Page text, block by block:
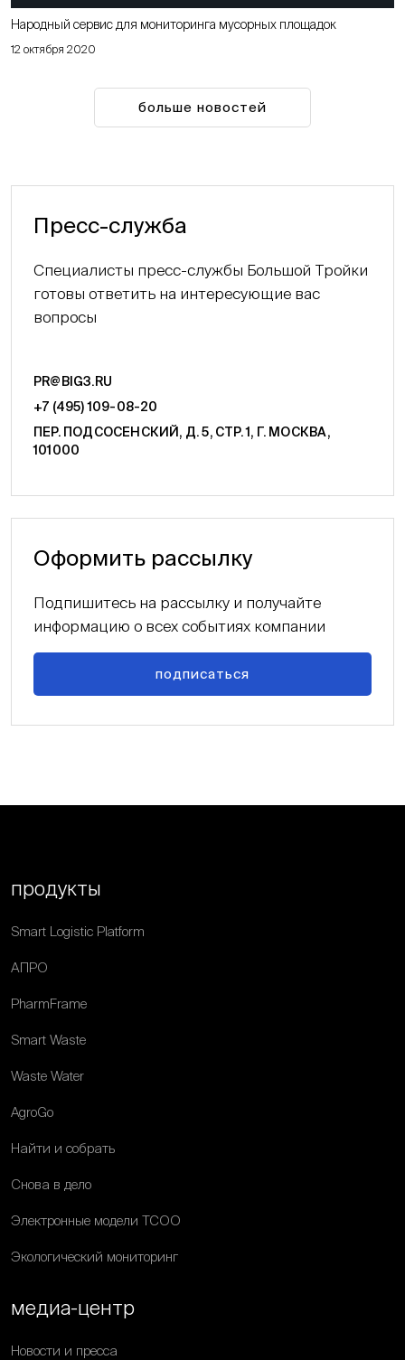
12 октября 2020
Народный сервис для мониторинга мусорных площадок
больше новостей
Пресс-служба
Специалисты пресс-службы Большой Тройки
готовы ответить на интересующие вас
вопросы
PR@BIG3.RU
+7 (495) 109-08-20
ПЕР. ПОДСОСЕНСКИЙ, Д. 5, СТР. 1, Г. МОСКВА,
101000
Оформить рассылку
Подпишитесь на рассылку и получайте
информацию о всех событиях компании
подписаться
продукты
Smart Logistic Platform
АПРО
PharmFrame
Smart Waste
Waste Water
AgroGo
Найти и собрать
Снова в дело
Электронные модели ТСОО
Экологический мониторинг
медиа-центр
Новости и пресса